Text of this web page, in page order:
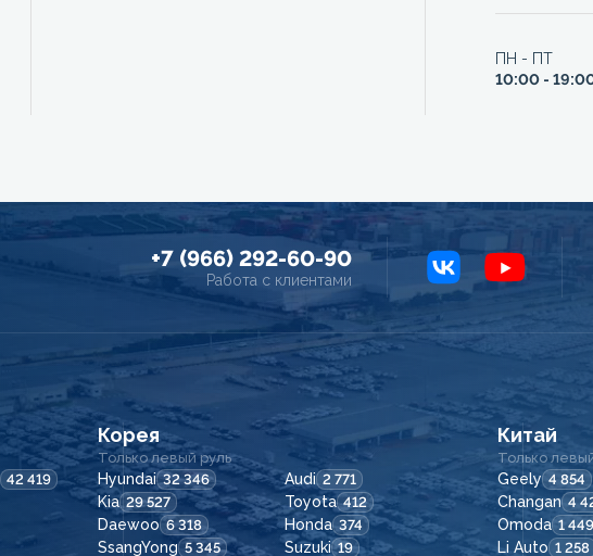
ПН - ПТ
10:00 -
+7 (966) 292-60-90
Работа с клиентами
42 419
Корея
Только левый руль
Hyundai 32 346 Audi 2 771
Kia 29 527 Toyota 412
Daewoo 6 318 Honda 374
SsangYong 5 345 Suzuki 19
Китай
Только
Geely 4 854
Changan 4
Omoda 1 449
Li Auto 1 258